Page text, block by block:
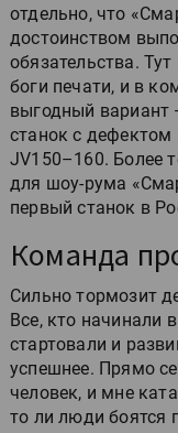
отдельно, что
достоинством
обязательства.
боги печати, и в
выгодный вариант
станок с
JV150–160. Более
для шоу-рума
первый станок в
Команда
Сильно тормозит
Все, кто начинали
стартовали и
успешнее. Прямо
человек, и мне
то ли люди боятся